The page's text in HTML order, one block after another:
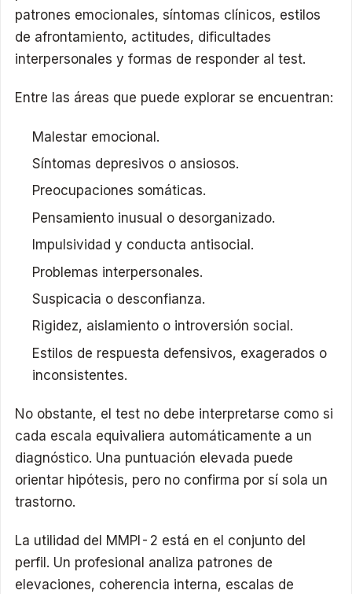
patrones emocionales, síntomas clínicos, estilos
de afrontamiento, actitudes, dificultades
interpersonales y formas de responder al test.
Entre las áreas que puede explorar se encuentran:
Malestar emocional.
Síntomas depresivos o ansiosos.
Preocupaciones somáticas.
Pensamiento inusual o desorganizado.
Impulsividad y conducta antisocial.
Problemas interpersonales.
Suspicacia o desconfianza.
Rigidez, aislamiento o introversión social.
Estilos de respuesta defensivos, exagerados o
inconsistentes.
No obstante, el test no debe interpretarse como si
cada escala equivaliera automáticamente a un
diagnóstico. Una puntuación elevada puede
orientar hipótesis, pero no confirma por sí sola un
trastorno.
La utilidad del MMPI-2 está en el conjunto del
perfil. Un profesional analiza patrones de
elevaciones, coherencia interna, escalas de